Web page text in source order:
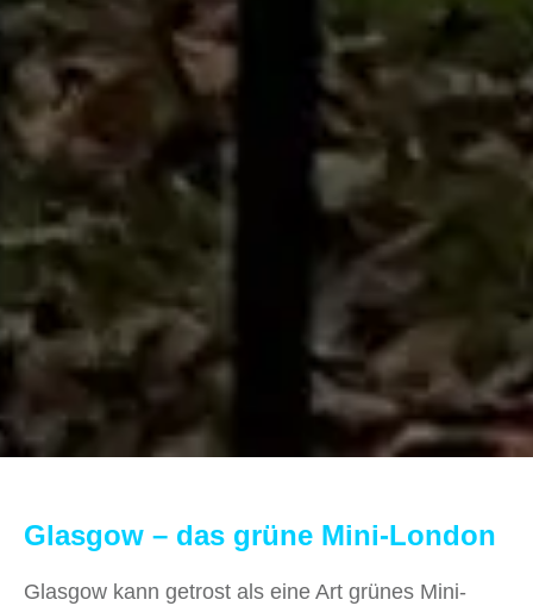
Glasgow – das grüne Mini-London
Glasgow kann getrost als eine Art grünes Mini-